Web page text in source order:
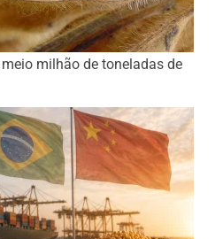
milhão de toneladas de